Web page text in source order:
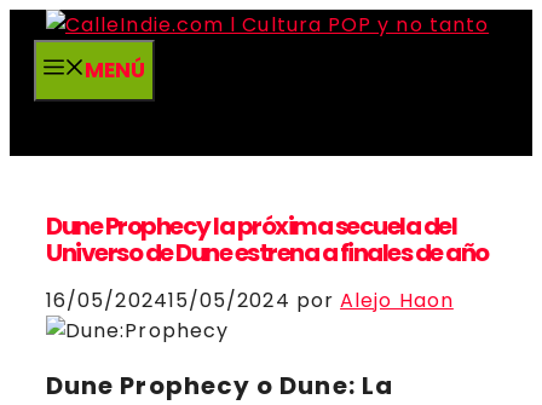
Saltar
contenidoMENÚ
Dune Prophecy la próxima secuela del
Universo de Dune estrena a finales de año
16/05/202415/05/2024 porAlejo Haon
Dune Prophecy o Dune: La